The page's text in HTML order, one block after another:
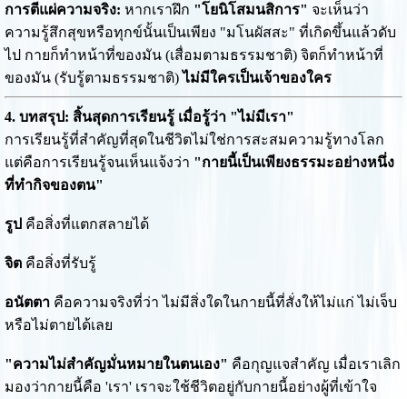
การตีแผ่ความจริง: หากเราฝึก "โยนิโสมนสิการ" จะเห็นว่า
ความรู้สึกสุขหรือทุกข์นั้นเป็นเพียง "มโนผัสสะ" ที่เกิดขึ้นแล้วดับ
ไป กายก็ทำหน้าที่ของมัน (เสื่อมตามธรรมชาติ) จิตก็ทำหน้าที่
ของมัน (รับรู้ตามธรรมชาติ)ไม่มีใครเป็นเจ้าของใคร
4. บทสรุป: สิ้นสุดการเรียนรู้ เมื่อรู้ว่า "ไม่มีเรา"
การเรียนรู้ที่สำคัญที่สุดในชีวิตไม่ใช่การสะสมความรู้ทางโลก
แต่คือการเรียนรู้จนเห็นแจ้งว่า "กายนี้เป็นเพียงธรรมะอย่างหนึ่ง
ที่ทำกิจของตน"
รูป คือสิ่งที่แตกสลายได้
จิตคือสิ่งที่รับรู้
อนัตตาคือความจริงที่ว่า ไม่มีสิ่งใดในกายนี้ที่สั่งให้ไม่แก่ ไม่เจ็บ
หรือไม่ตายได้เลย
"ความไม่สำคัญมั่นหมายในตนเอง" คือกุญแจสำคัญ เมื่อเราเลิก
มองว่ากายนี้คือ 'เรา' เราจะใช้ชีวิตอยู่กับกายนี้อย่างผู้ที่เข้าใจ